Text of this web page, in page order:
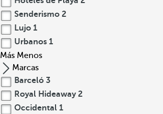
Senderismo 2
Lujo 1
Urbanos 1
Más Menos
Marcas
Barceló 3
Royal Hideaway 2
Occidental 1